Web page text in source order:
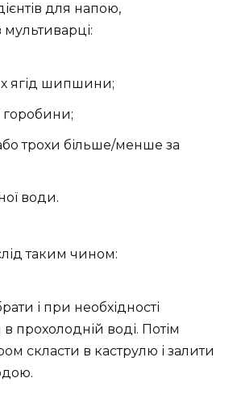
для напою,
ягід шипшини;
горобини;
трохи більше/менше за
води.
таким чином:
і при необхідності
прохолодній воді. Потім
скласти в каструлю і залити